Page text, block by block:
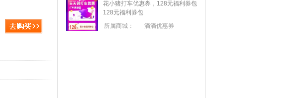
花小猪打车优惠券，128元福利券包
128元福利券包
所属商城：
滴滴优惠券